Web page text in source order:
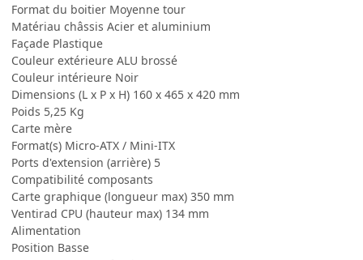
Format du boitier Moyenne tour
Matériau châssis Acier et aluminium
Façade Plastique
Couleur extérieure ALU brossé
Couleur intérieure Noir
Dimensions (L x P x H) 160 x 465 x 420 mm
Poids 5,25 Kg
Carte mère
Format(s) Micro-ATX / Mini-ITX
Ports d'extension (arrière) 5
Compatibilité composants
Carte graphique (longueur max) 350 mm
Ventirad CPU (hauteur max) 134 mm
Alimentation
Position Basse